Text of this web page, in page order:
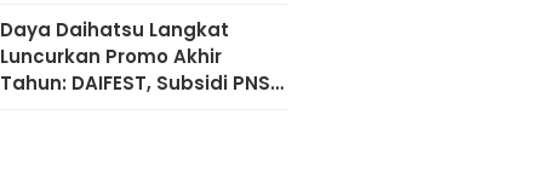
Daya Daihatsu Langkat
Luncurkan Promo Akhir
Tahun: DAIFEST, Subsidi PNS,